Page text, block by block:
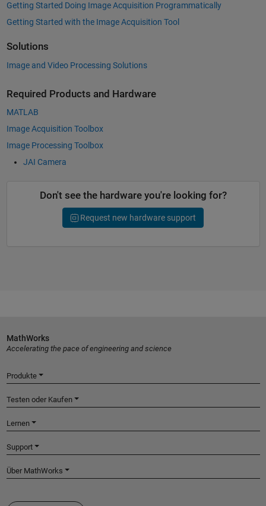
Getting Started Doing Image Acquisition Programmatically
Getting Started with the Image Acquisition Tool
Solutions
Image and Video Processing Solutions
Required Products and Hardware
MATLAB
Image Acquisition Toolbox
Image Processing Toolbox
JAI Camera
Don't see the hardware you're looking for?
Request new hardware support
MathWorks
Accelerating the pace of engineering and science
Produkte
Testen oder Kaufen
Lernen
Support
Über MathWorks